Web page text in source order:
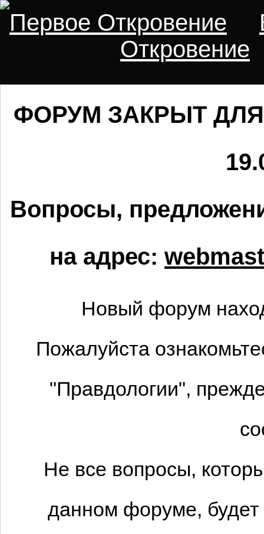
Первое Откровение
Откровение
ФОРУМ ЗАКРЫТ
Вопросы,
на адрес:
Новый форум
Пожалуйста
"Правдологии",
Не все вопросы,
данном форуме,